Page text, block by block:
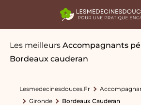
Les meilleurs Accompagnants
Bordeaux cauderan
Lesmedecinesdouces.fr
Gironde
Bordeaux Cauderan